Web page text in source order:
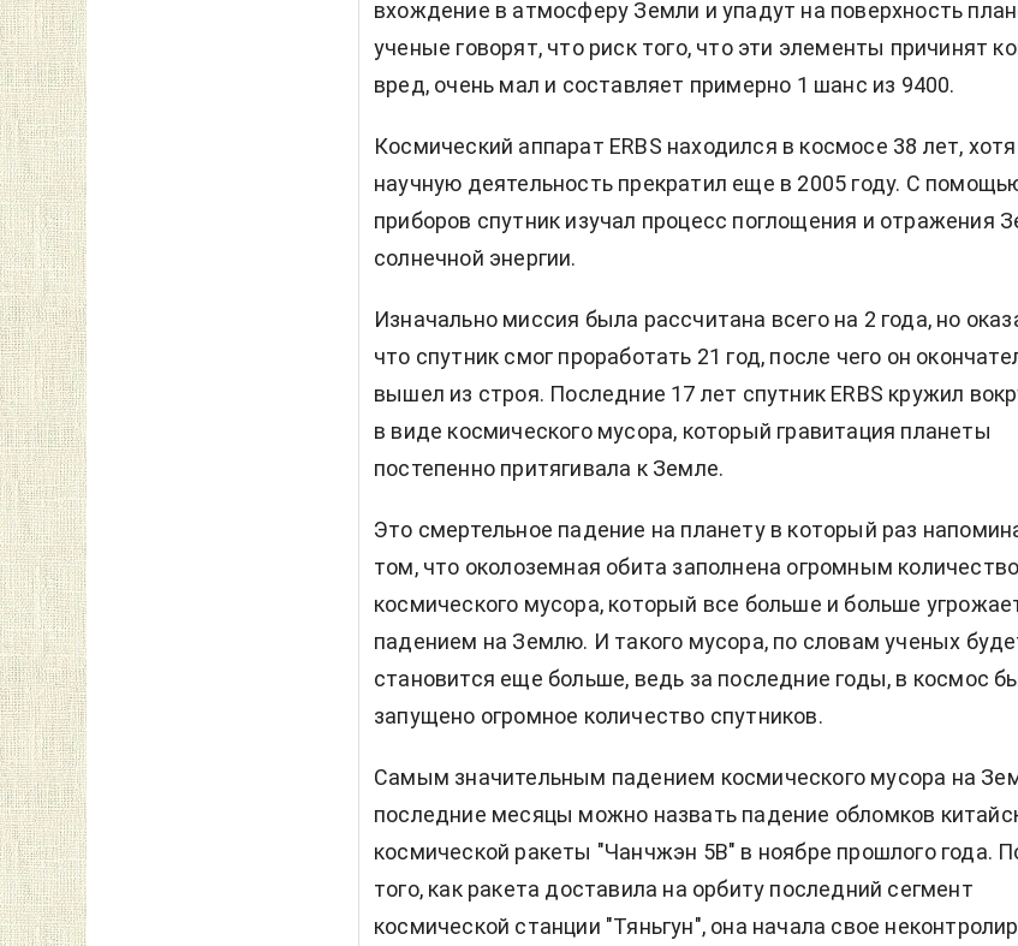
вхождение в атмосферу Земли и упадут на поверхность
ученые говорят, что риск того, что эти элементы причинят
вред, очень мал и составляет примерно 1 шанс из 9400.
Космический аппарат ERBS находился в космосе 38 лет,
научную деятельность прекратил еще в 2005 году. С
приборов спутник изучал процесс поглощения и отражения
солнечной энергии.
Изначально миссия была рассчитана всего на 2 года, но
что спутник смог проработать 21 год, после чего он
вышел из строя. Последние 17 лет спутник ERBS кружил
в виде космического мусора, который гравитация планеты
постепенно притягивала к Земле.
Это смертельное падение на планету в который раз
том, что околоземная обита заполнена огромным
космического мусора, который все больше и больше
падением на Землю. И такого мусора, по словам ученых
становится еще больше, ведь за последние годы, в космос
запущено огромное количество спутников.
Самым значительным падением космического мусора на
последние месяцы можно назвать падение обломков
космической ракеты "Чанчжэн 5B" в ноябре прошлого года.
того, как ракета доставила на орбиту последний сегмент
космической станции "Тяньгун", она начала свое